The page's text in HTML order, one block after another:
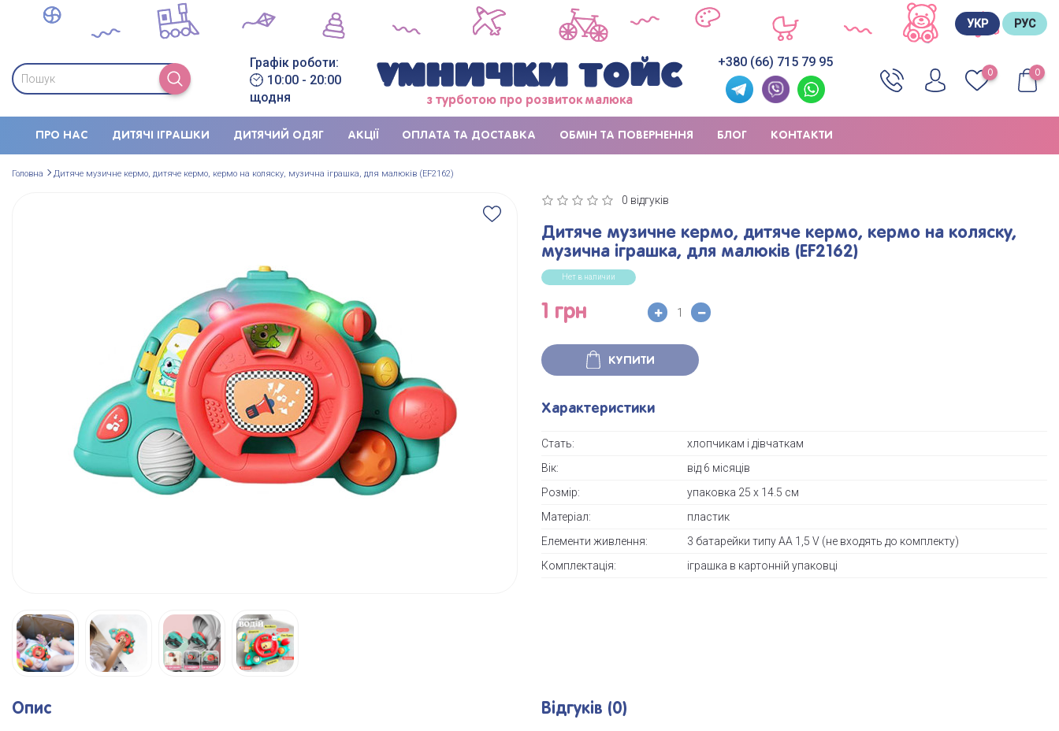
УКР РУС
Графік роботи:
10:00 - 20:00
щодня
з турботою про розвиток малюка
+380 (66) 715 79 95
0 0
ПРО НАС ДИТЯЧІ ІГРАШКИ ДИТЯЧИЙ ОДЯГ АКЦІЇ ОПЛАТА ТА ДОСТАВКА ОБМІН ТА ПОВЕРНЕННЯ БЛОГ КОНТАКТИ
Головна Дитяче музичне кермо, дитяче кермо, кермо на коляску, музична іграшка, для малюків (EF2162)
0 відгуків
Дитяче музичне кермо, дитяче кермо, кермо на коляску,
музична іграшка, для малюків (EF2162)
Нет в наличии
1 грн
КУПИТИ
Характеристики
Стать:
хлопчикам і дівчаткам
Вік:
від 6 місяців
Розмір:
упаковка 25 х 14.5 см
Матеріал:
пластик
Елементи живлення:
3 батарейки типу AA 1,5 V (не входять до комплекту)
Комплектація:
іграшка в картонній упаковці
Опис Відгуків (0)